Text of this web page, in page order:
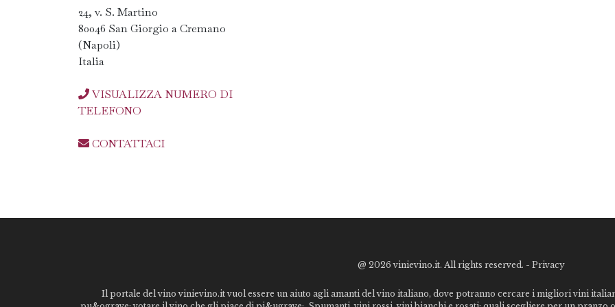
24, v. S. Martino
80046 San Giorgio a Cremano
(Napoli)
Italia
VISUALIZZA NUMERO DI
TELEFONO
CONTATTACI
@ 2026 vinievino.it. All rights reserved. - Privacy
Il portale del vino vinievino.it vuol essere un aiuto agli amanti del vino italiano, dove potranno cercare i migliori vini